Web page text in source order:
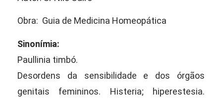
Obra: Guia de Medicina Homeopática
Sinonímia:
Paullinia timbó.
Desordens da sensibilidade e dos órgãos
genitais femininos. Histeria; hiperestesia.